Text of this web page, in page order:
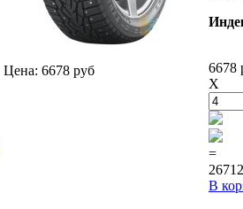
Цена: 6678 руб
6678
X
=
В